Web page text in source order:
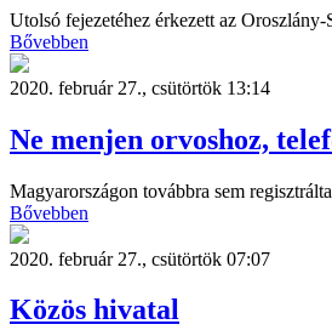
Utolsó fejezetéhez érkezett az
Bővebben
2020. február 27., csütörtök 13:14
Ne menjen orvoshoz,
Magyarországon továbbra sem
Bővebben
2020. február 27., csütörtök 07:07
Közös hivatal